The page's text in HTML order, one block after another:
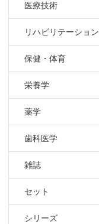
医療技術
リハビリテーション
保健・体育
栄養学
薬学
歯科医学
雑誌
セット
シリーズ